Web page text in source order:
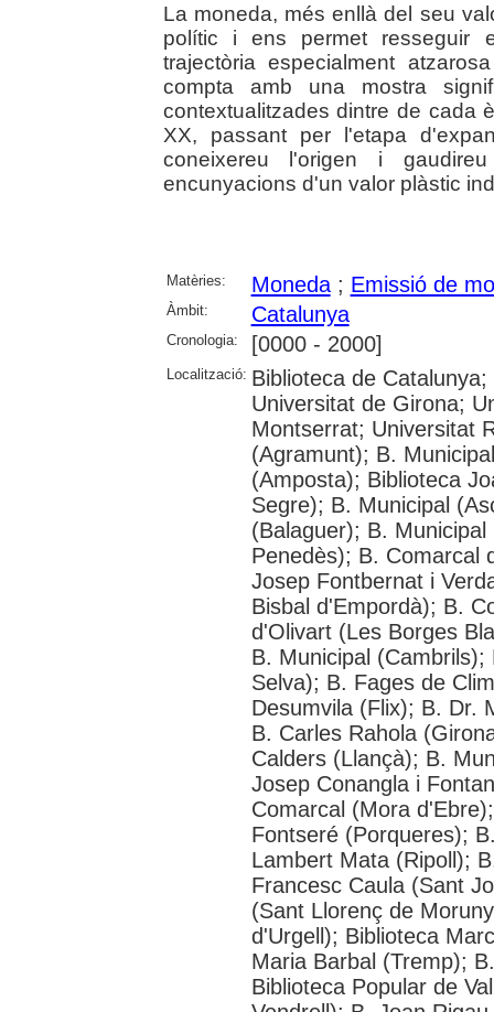
La moneda, més enllà del seu
polític i ens permet resseguir
trajectòria especialment
compta amb una mostra
contextualitzades dintre de cada
XX, passant per l'etapa
coneixereu l'origen i
encunyacions d'un valor plàstic
Matèries: Moneda; Emissió de
Àmbit: Catalunya
Cronologia: [0000 - 2000]
Localització: Biblioteca de
Universitat de Girona;
Montserrat; Universitat
(Agramunt); B.
(Amposta); Biblioteca
Segre); B. Municipal
(Balaguer); B.
Penedès); B. Comarcal
Josep Fontbernat i
Bisbal d'Empordà); B.
d'Olivart (Les Borges
B. Municipal
Selva); B. Fages de
Desumvila (Flix); B. Dr.
B. Carles Rahola
Calders (Llançà); B.
Josep Conangla i
Comarcal (Mora
Fontseré (Porqueres);
Lambert Mata (Ripoll);
Francesc Caula (Sant
(Sant Llorenç de
d'Urgell); Biblioteca
Maria Barbal (Tremp);
Biblioteca Popular de